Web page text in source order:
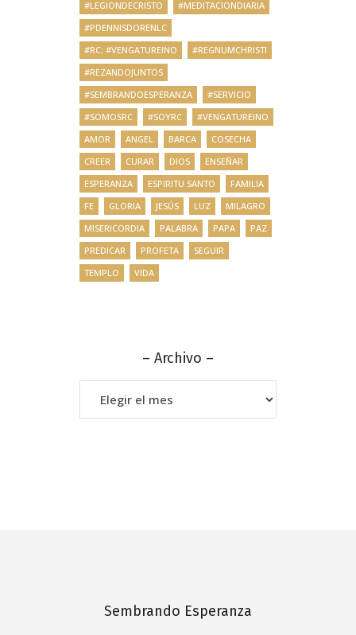
#LEGIONDECRISTO
#MEDITACIONDIARIA
#PDENNISDORENLC
#RC; #VENGATUREINO
#REGNUMCHRISTI
#REZANDOJUNTOS
#SEMBRANDOESPERANZA
#SERVICIO
#SOMOSRC
#SOYRC
#VENGATUREINO
AMOR
ANGEL BARCA
COSECHA
CREER
CURAR DIOS
ENSEÑAR
ESPERANZA
ESPIRITU SANTO
FAMILIA
FE
GLORIA JESÚS LUZ
MILAGRO
MISERICORDIA
PALABRA PAPA
PAZ
PREDICAR
PROFETA
SEGUIR
TEMPLO
VIDA
– Archivo –
–
Archivo
–
Sembrando Esperanza